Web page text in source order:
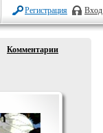
Регистрация Вход
Комментарии